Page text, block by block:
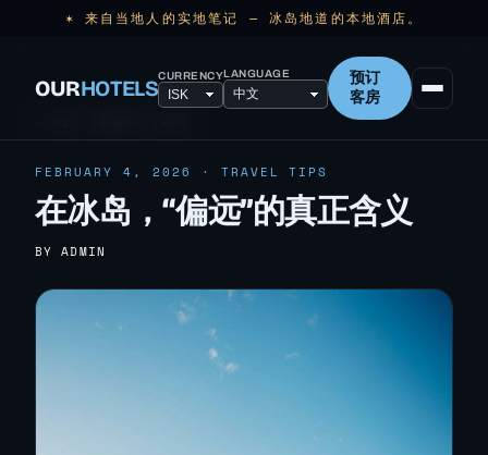
✶ 来自当地人的实地笔记 — 冰岛地道的本地酒店。
OURHOTELSCURRENCYLANGUAGE
预订
客房
FEBRUARY 4, 2026 · TRAVEL TIPS
在冰岛，“偏远”的真正含义
BY ADMIN